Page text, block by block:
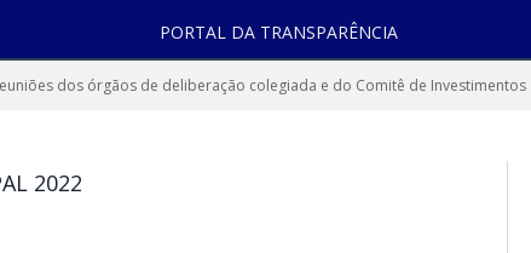
PORTAL DA TRANSPARÊNCIA
dos órgãos de deliberação colegiada e do Comitê de Investimentos
2022